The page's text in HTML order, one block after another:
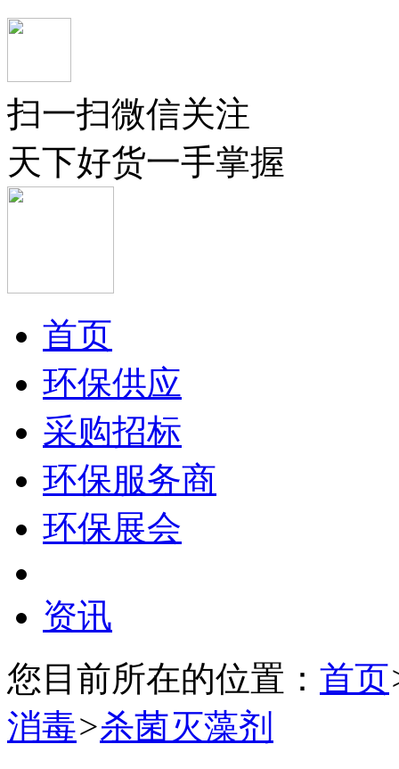
扫一扫微信关注
天下好货一手掌握
首页
环保供应
采购招标
环保服务商
环保展会
资讯
您目前所在的位置： 首页
消毒>杀菌灭藻剂